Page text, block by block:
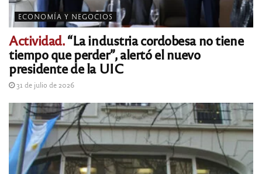
ECONOMÍA Y NEGOCIOS
Actividad.“La industria cordobesa no tiene
tiempo que perder”, alertó el nuevo
presidente de la UIC
31 de julio de 2026